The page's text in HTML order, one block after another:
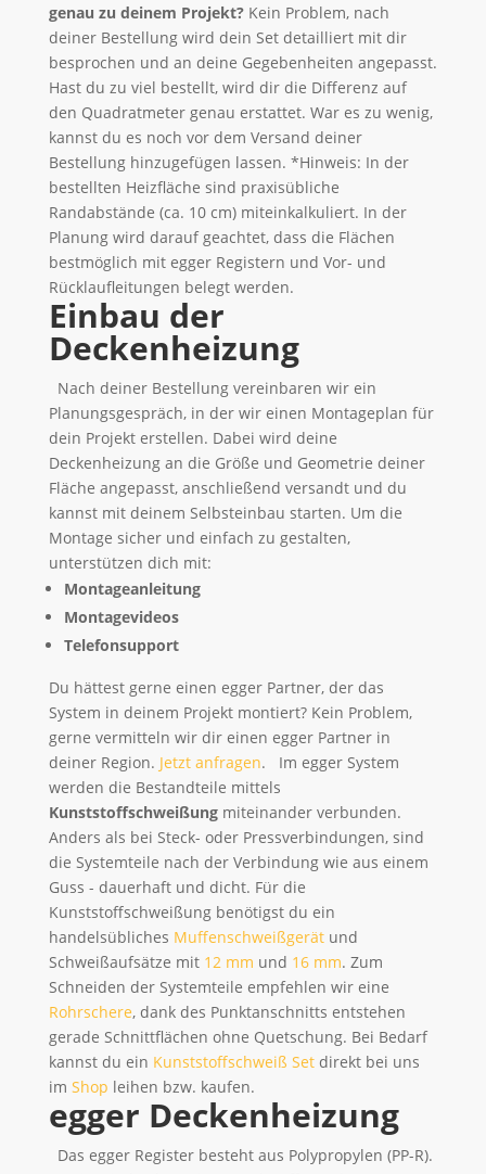
genau zu deinem Projekt?Kein Problem, nach
deiner Bestellung wird dein Set detailliert mit dir
besprochen und an deine Gegebenheiten angepasst.
Hast du zu viel bestellt, wird dir die Differenz auf
den Quadratmeter genau erstattet. War es zu wenig,
kannst du es noch vor dem Versand deiner
Bestellung hinzugefügen lassen. *Hinweis: In der
bestellten Heizfläche sind praxisübliche
Randabstände (ca. 10 cm) miteinkalkuliert. In der
Planung wird darauf geachtet, dass die Flächen
bestmöglich mit egger Registern und Vor- und
Rücklaufleitungen belegt werden.
Einbau der
Deckenheizung
Nach deiner Bestellung vereinbaren wir ein
Planungsgespräch, in der wir einen Montageplan für
dein Projekt erstellen. Dabei wird deine
Deckenheizung an die Größe und Geometrie deiner
Fläche angepasst, anschließend versandt und du
kannst mit deinem Selbsteinbau starten. Um die
Montage sicher und einfach zu gestalten,
unterstützen dich mit:
Montageanleitung
Montagevideos
Telefonsupport
Du hättest gerne einen egger Partner, der das
System in deinem Projekt montiert? Kein Problem,
gerne vermitteln wir dir einen egger Partner in
deiner Region. Jetzt anfragen. Im egger System
werden die Bestandteile mittels
Kunststoffschweißungmiteinander verbunden.
Anders als bei Steck- oder Pressverbindungen, sind
die Systemteile nach der Verbindung wie aus einem
Guss - dauerhaft und dicht. Für die
Kunststoffschweißung benötigst du ein
handelsübliches Muffenschweißgerätund
Schweißaufsätze mit 12 mm und 16 mm. Zum
Schneiden der Systemteile empfehlen wir eine
Rohrschere, dank des Punktanschnitts entstehen
gerade Schnittflächen ohne Quetschung. Bei Bedarf
kannst du ein Kunststoffschweiß Setdirekt bei uns
im Shop leihen bzw. kaufen.
egger Deckenheizung
Das egger Register besteht aus Polypropylen (PP-R).